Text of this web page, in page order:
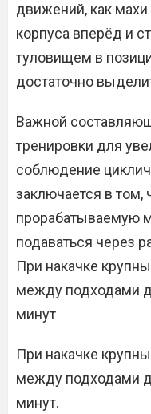
движений, как
корпуса вперёд и
туловищем в
достаточно
Важной
тренировки для
соблюдение
заключается в том,
прорабатываемую
подаваться через
При накачке
между подходами
минут
При накачке
между подходами
минут.